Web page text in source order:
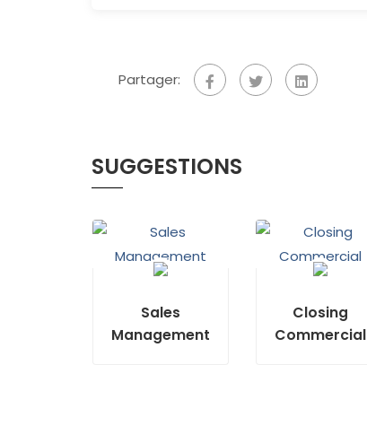
Partager:
SUGGESTIONS
Sales
Management
Closing
Commercial